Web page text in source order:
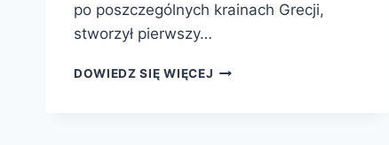
po poszczególnych krainach Grecji,
stworzył pierwszy…
DOWIEDZ SIĘ WIĘCEJ ŚLADAMI